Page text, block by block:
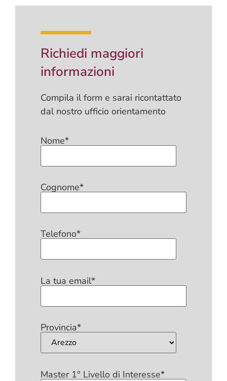
Richiedi maggiori
informazioni
Compila il form e sarai ricontattato
dal nostro ufficio orientamento
Nome*
Cognome*
Telefono*
La tua email*
Provincia*
Master 1° Livello di Interesse*